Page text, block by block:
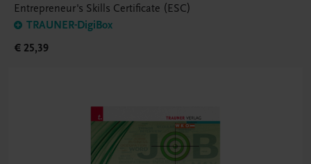
Entrepreneur's Skills Certificate (ESC)
TRAUNER-DigiBox
€ 25,39